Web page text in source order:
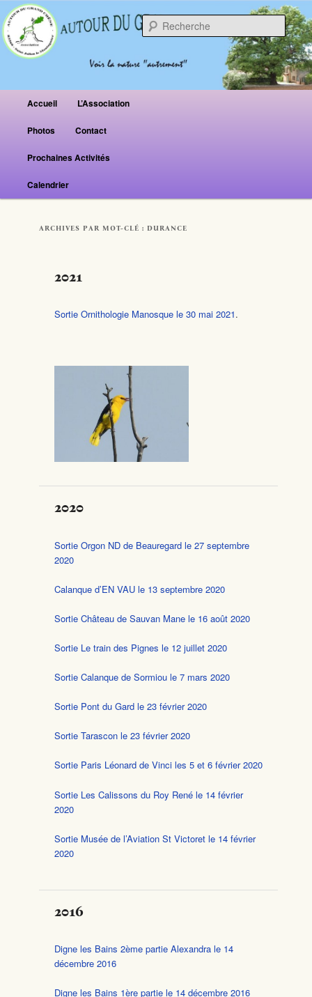
Menu principal
Aller au contenu principal
Aller au contenu secondaire
Accueil L’Association
Photos Contact
Prochaines Activités
Calendrier
ARCHIVES PAR MOT-CLÉ :DURANCE
2021
Sortie Ornithologie Manosque le 30 mai 2021.
2020
Sortie Orgon ND de Beauregard le 27 septembre
2020
Calanque d’EN VAU le 13 septembre 2020
Sortie Château de Sauvan Mane le 16 août 2020
Sortie Le train des Pignes le 12 juillet 2020
Sortie Calanque de Sormiou le 7 mars 2020
Sortie Pont du Gard le 23 février 2020
Sortie Tarascon le 23 février 2020
Sortie Paris Léonard de Vinci les 5 et 6 février 2020
Sortie Les Calissons du Roy René le 14 février
2020
Sortie Musée de l’Aviation St Victoret le 14 février
2020
2016
Digne les Bains 2ème partie Alexandra le 14
décembre 2016
Digne les Bains 1ère partie le 14 décembre 2016